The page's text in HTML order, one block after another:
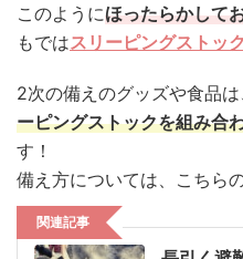
このようにほったらかして
もではスリーピングストック
2次の備えのグッズや食品は
ーピングストックを組み合
す！
備え方については、こちら
関連記事